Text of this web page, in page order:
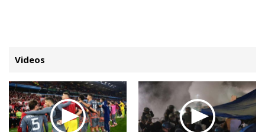
ΚΑΤΗΓΟΡΙΕΣ ΣΥΝΔΕΣΗ
Κύπρος
Απόψεις
Videos